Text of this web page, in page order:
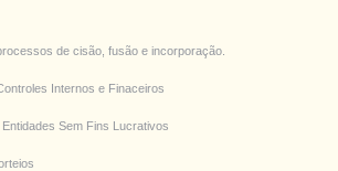
de cisão, fusão e incorporação.
Internos e Finaceiros
Sem Fins Lucrativos